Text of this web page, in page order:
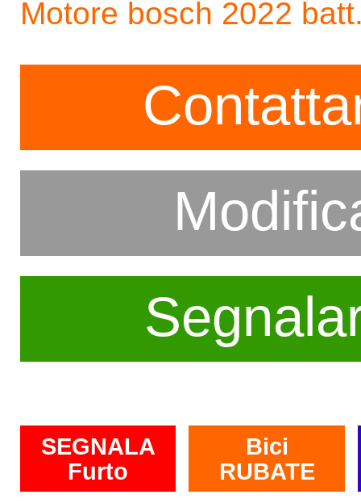
Motore bosch 2022
SEGNALA
Furto
Bici
RUBATE